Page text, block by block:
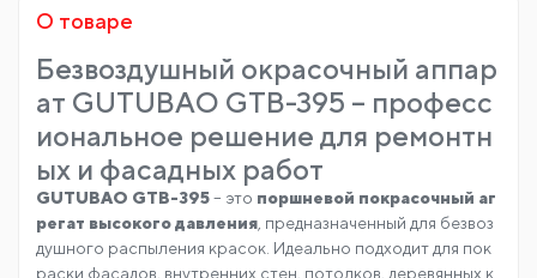
О товаре
Безвоздушный окрасочный аппар
ат GUTUBAO GTB-395 – професс
иональное решение для ремонтн
ых и фасадных работ
GUTUBAO GTB-395 – это поршневой покрасочный аг
регат высокого давления , предназначенный для безвоз
душного распыления красок. Идеально подходит для пок
раски фасадов, внутренних стен, потолков, деревянных к